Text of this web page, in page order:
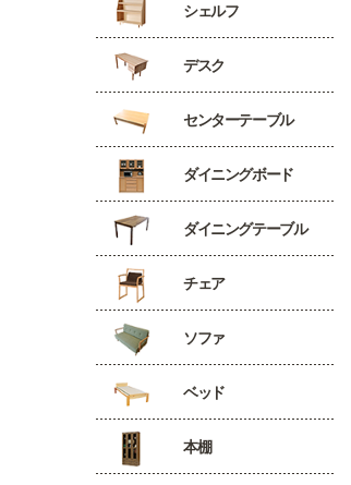
シェルフ
デスク
センターテーブル
ダイニングボード
ダイニングテーブル
チェア
ソファ
ベッド
本棚